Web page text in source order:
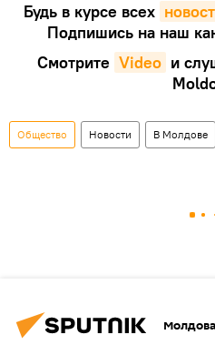
Будь в курсе всех
Подпишись на наш
Смотрите Video и
Общество Новости В Молдове